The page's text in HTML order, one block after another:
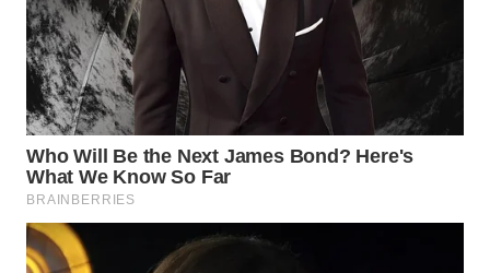
WALINKI
ID
MAWAKA
ID
MARTABAT
NET
PLN